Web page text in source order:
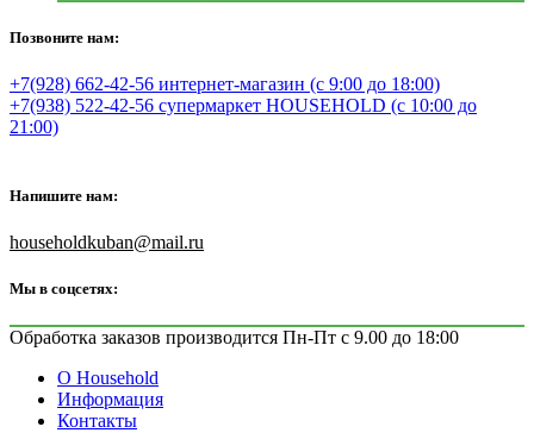
Позвоните нам:
+7(928) 662-42-56 интернет-магазин (с 9:00 до 18:00)
+7(938) 522-42-56 супермаркет HOUSEHOLD (с 10:00 до
21:00)
Напишите нам:
householdkuban@mail.ru
Мы в соцсетях:
Обработка заказов производится Пн-Пт с 9.00 до 18:00
О Household
Информация
Контакты